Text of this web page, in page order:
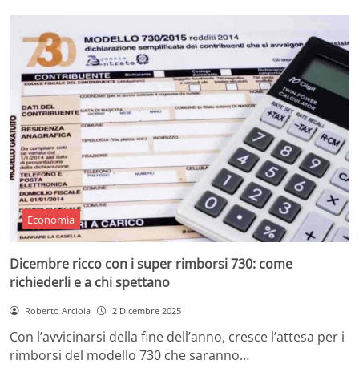
Economia
Dicembre ricco con i super rimborsi 730: come
richiederli e a chi spettano
Roberto Arciola 2 Dicembre 2025
Con l’avvicinarsi della fine dell’anno, cresce l’attesa per i
rimborsi del modello 730 che saranno…